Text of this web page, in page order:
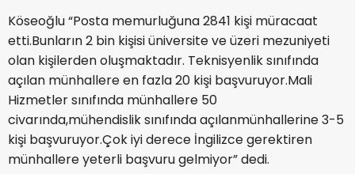
Köseoğlu “Posta memurluğuna 2841 kişi müracaat
etti.Bunların 2 bin kişisi üniversite ve üzeri mezuniyeti
olan kişilerden oluşmaktadır. Teknisyenlik sınıfında
açılan münhallere en fazla 20 kişi başvuruyor.Mali
Hizmetler sınıfında münhallere 50
civarında,mühendislik sınıfında açılanmünhallerine 3-5
kişi başvuruyor.Çok iyi derece İngilizce gerektiren
münhallere yeterli başvuru gelmiyor” dedi.